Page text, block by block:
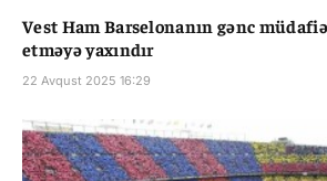
Vest Ham Barselonanın gənc
etməyə yaxındır
22 Avqust 2025 16:29